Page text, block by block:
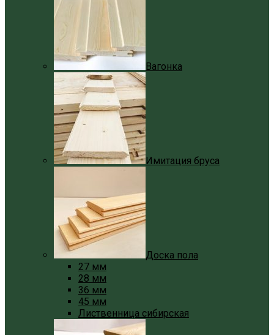
Вагонка
Имитация бруса
Доска пола
27 мм
28 мм
36 мм
45 мм
Лиственница сибирская